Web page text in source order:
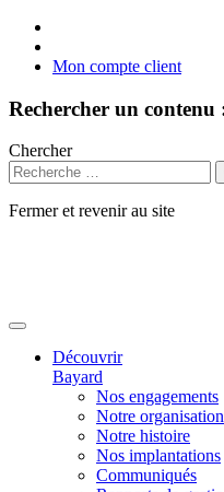
Mon compte client
Rechercher un contenu
Chercher
Fermer et revenir au site
Découvrir
Bayard
Nos engagements
Notre organisation
Notre histoire
Nos implantations
Communiqués